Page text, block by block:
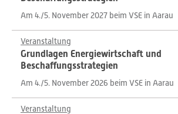
Am 4./5. November 2027 beim VSE in Aarau
Veranstaltung
Grundlagen Energiewirtschaft und
Beschaffungsstrategien
Am 4./5. November 2026 beim VSE in Aarau
Veranstaltung